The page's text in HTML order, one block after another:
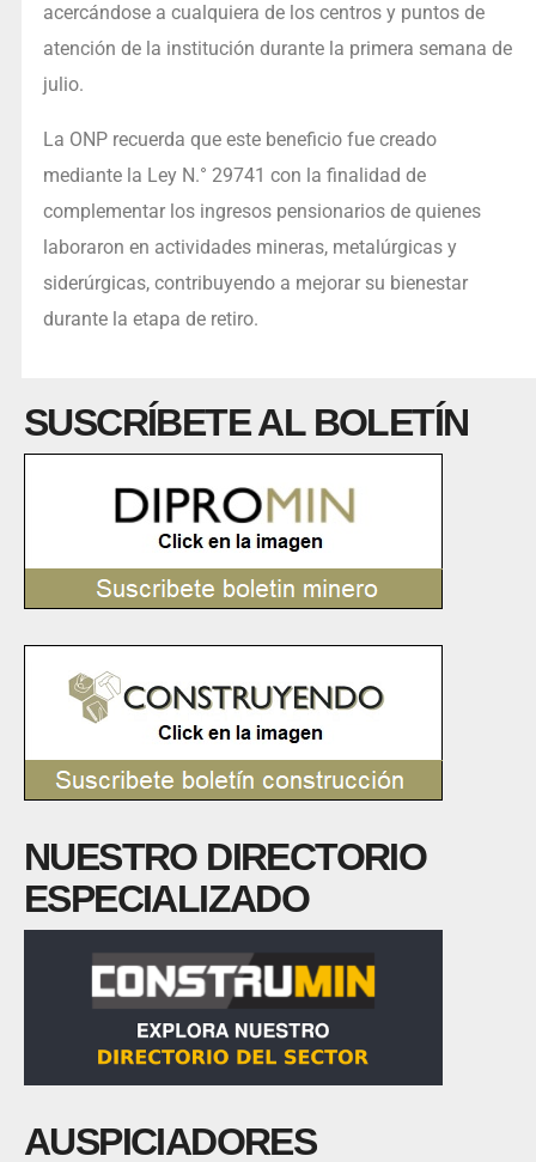
acercándose a cualquiera de los centros y puntos de
atención de la institución durante la primera semana de
julio.
La ONP recuerda que este beneficio fue creado
mediante la Ley N.° 29741 con la finalidad de
complementar los ingresos pensionarios de quienes
laboraron en actividades mineras, metalúrgicas y
siderúrgicas, contribuyendo a mejorar su bienestar
durante la etapa de retiro.
SUSCRÍBETE AL BOLETÍN
NUESTRO DIRECTORIO
ESPECIALIZADO
AUSPICIADORES